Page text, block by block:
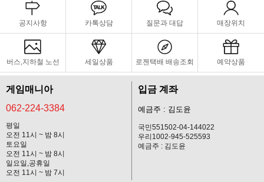
공지사항 카톡상담 질문과 대답 매장위치
버스,지하철 노선 세일상품 로젠택배 배송조회 예약상품
게임매니아
062-224-3384
평일
오전 11시 ~ 밤 8시
토요일
오전 11시 ~ 밤 8시
일요일,공휴일
오전 11시 ~ 밤 7시
입금 계좌
예금주 : 김도윤
국민551502-04-144022
우리1002-945-525593
예금주 : 김도윤